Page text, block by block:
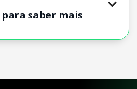
para saber mais